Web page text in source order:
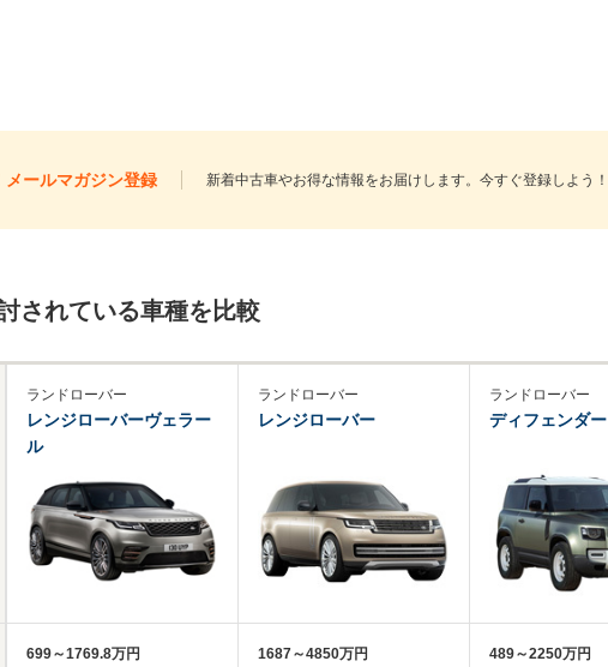
ールマガジン登録 新着中古車やお得な情報をお届けします。今すぐ登録しよう！
されている車種を比較
ランドローバー
レンジローバーヴェラー
ル
699～1769.8万円
ランドローバー
レンジローバー
1687～4850万円
ランドローバー
ディフェンダー
489～2250万円